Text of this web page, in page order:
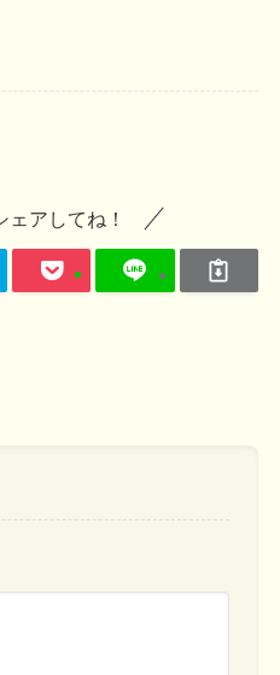
ェアしてね！